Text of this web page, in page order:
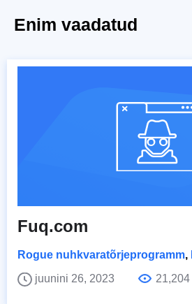
Enim vaadatud
Fuq.com
Rogue nuhkvaratõrjeprogramm,
juunini 26, 2023
21,204